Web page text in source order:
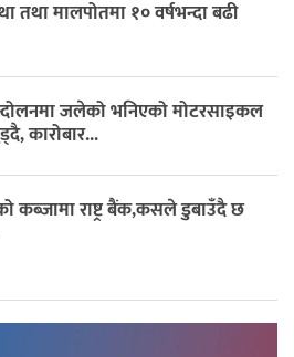
तथा मालपोतमा १० वर्षभन्दा बढी
जलेको भनिएको मोटरसाइकल
कारोबार...
कब्जामा राष्ट्र बैंक,कसले डुबाउँदै छ